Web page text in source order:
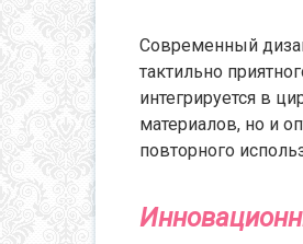
Современный
тактильно
интегрируется в
материалов, но и
повторного